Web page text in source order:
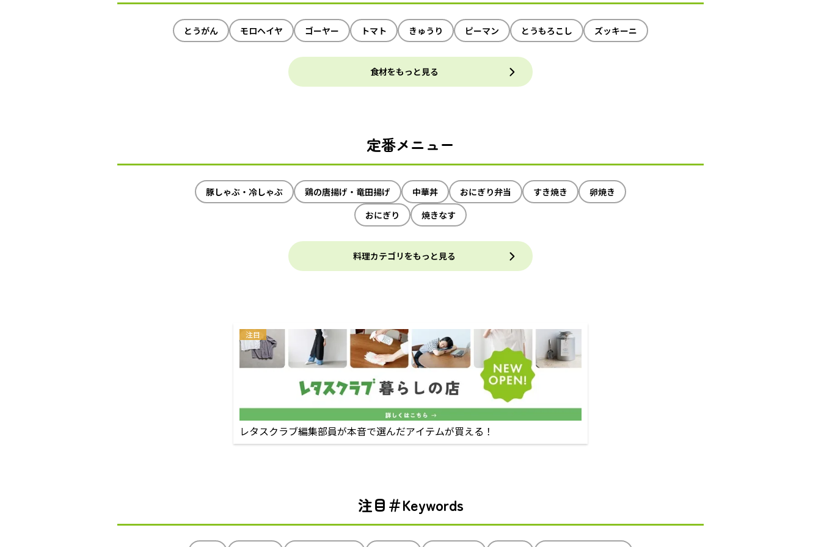
とうがん モロヘイヤ ゴーヤー トマト きゅうり ピーマン とうもろこし ズッキーニ
食材をもっと見る
定番メニュー
豚しゃぶ・冷しゃぶ 鶏の唐揚げ・竜田揚げ 中華丼 おにぎり弁当 すき焼き
卵焼き
おにぎり
焼きなす
料理カテゴリをもっと見る
注目
レタスクラブ編集部員が本音で選んだアイテムが買える！
注目＃Keywords